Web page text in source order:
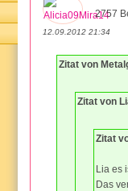
2757
12.09.2012 21:34
Zitat von
Zitat von
Zitat
Lia es
Das